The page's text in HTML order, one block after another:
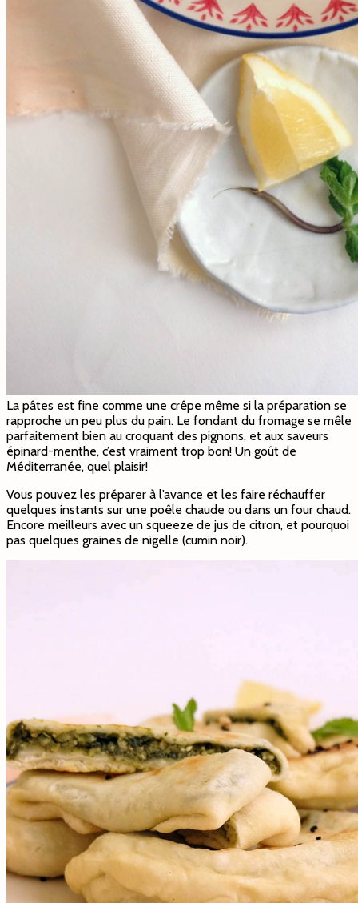
La pâtes est fine comme une crêpe même si la préparation se
rapproche un peu plus du pain. Le fondant du fromage se mêle
parfaitement bien au croquant des pignons, et aux saveurs
épinard-menthe, c’est vraiment trop bon! Un goût de
Méditerranée, quel plaisir!
Vous pouvez les préparer à l’avance et les faire réchauffer
quelques instants sur une poêle chaude ou dans un four chaud.
Encore meilleurs avec un squeeze de jus de citron, et pourquoi
pas quelques graines de nigelle (cumin noir).